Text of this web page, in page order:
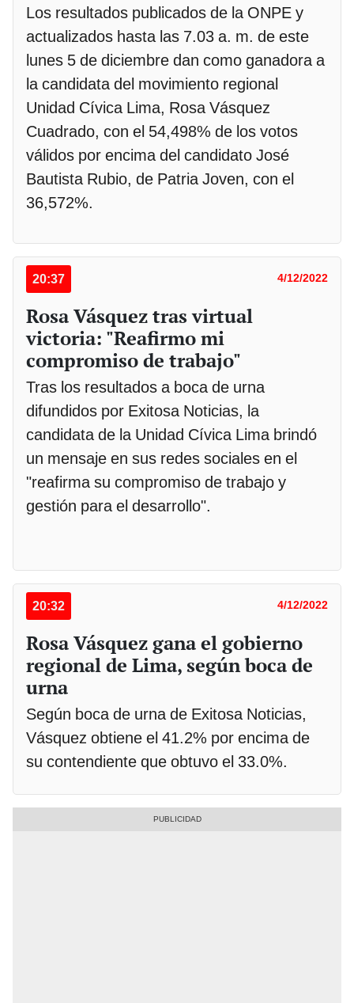
Los resultados publicados de la ONPE y
actualizados hasta las 7.03 a. m. de este
lunes 5 de diciembre dan como ganadora a
la candidata del movimiento regional
Unidad Cívica Lima, Rosa Vásquez
Cuadrado, con el 54,498% de los votos
válidos por encima del candidato José
Bautista Rubio, de Patria Joven, con el
36,572%.
20:37 4/12/2022
Rosa Vásquez tras virtual
victoria: "Reafirmo mi
compromiso de trabajo"
Tras los resultados a boca de urna
difundidos por Exitosa Noticias, la
candidata de la Unidad Cívica Lima brindó
un mensaje en sus redes sociales en el
"reafirma su compromiso de trabajo y
gestión para el desarrollo".
20:32 4/12/2022
Rosa Vásquez gana el gobierno
regional de Lima, según boca de
urna
Según boca de urna de Exitosa Noticias,
Vásquez obtiene el 41.2% por encima de
su contendiente que obtuvo el 33.0%.